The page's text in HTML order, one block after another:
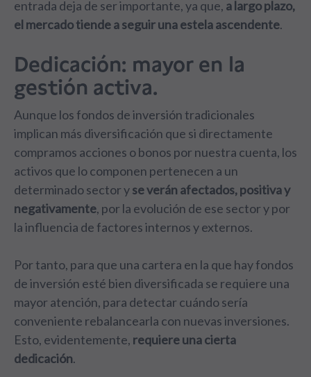
entrada deja de ser importante, ya que, a largo plazo,
el mercado tiende a seguir una estela ascendente.
Dedicación: mayor en la
gestión activa.
Aunque los fondos de inversión tradicionales
implican más diversificación que si directamente
compramos acciones o bonos por nuestra cuenta, los
activos que lo componen pertenecen a un
determinado sector yse verán afectados, positiva y
negativamente, por la evolución de ese sector y por
la influencia de factores internos y externos.
Por tanto, para que una cartera en la que hay fondos
de inversión esté bien diversificada se requiere una
mayor atención, para detectar cuándo sería
conveniente rebalancearla con nuevas inversiones.
Esto, evidentemente, requiere una cierta
dedicación.